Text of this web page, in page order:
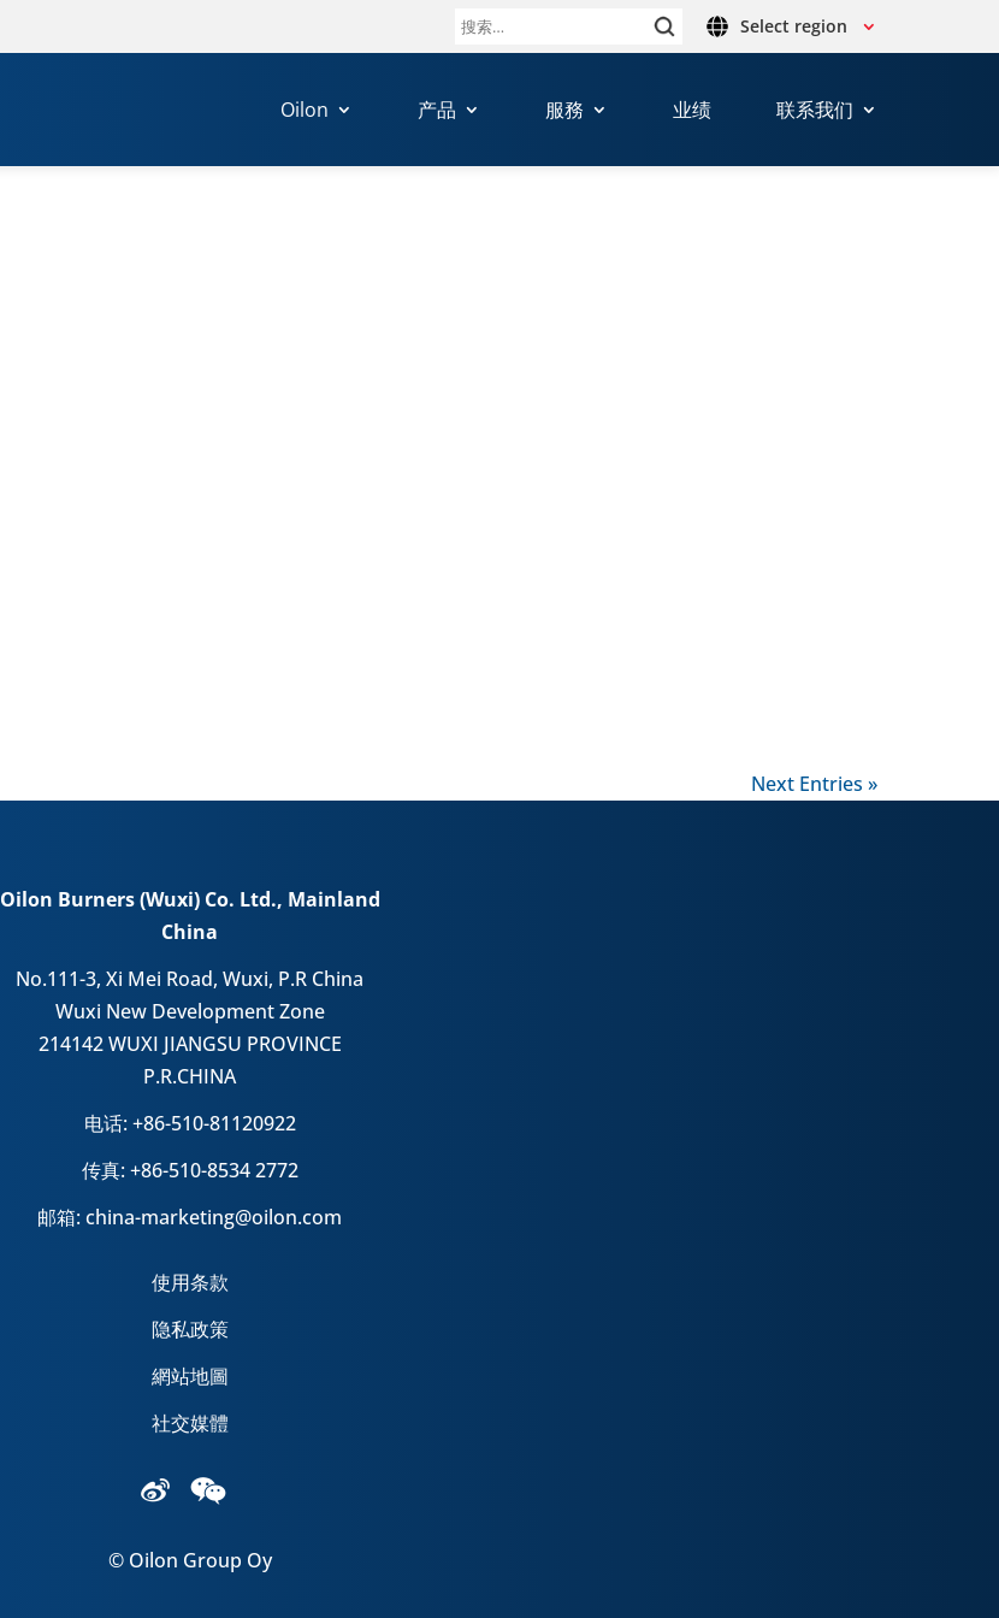
搜 Select region
Oilon 产品 服務 业绩 联系我们
Next Entries »
Oilon Burners (Wuxi) Co. Ltd., Mainland
China
No.111-3, Xi Mei Road, Wuxi, P.R China
Wuxi New Development Zone
214142 WUXI JIANGSU PROVINCE
P.R.CHINA
电话: +86-510-81120922
传真: +86-510-8534 2772
邮箱: china-marketing@oilon.com
使用条款
隐私政策
網站地圖
社交媒體
© Oilon Group Oy